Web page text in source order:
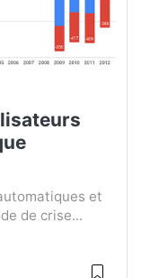
et
de crise...